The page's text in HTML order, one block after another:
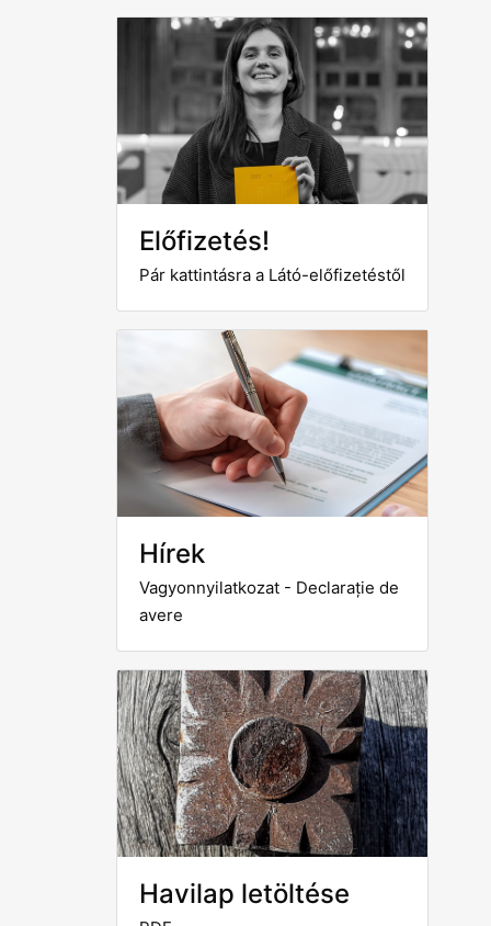
Előfizetés!
Pár kattintásra a Látó-előfizetéstől
Hírek
Vagyonnyilatkozat - Declarație de
avere
Havilap letöltése